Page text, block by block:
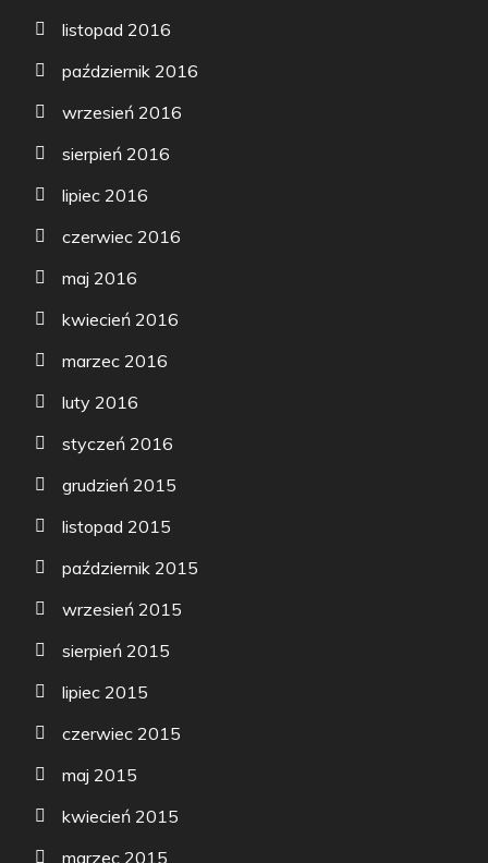
listopad 2016
październik 2016
wrzesień 2016
sierpień 2016
lipiec 2016
czerwiec 2016
maj 2016
kwiecień 2016
marzec 2016
luty 2016
styczeń 2016
grudzień 2015
listopad 2015
październik 2015
wrzesień 2015
sierpień 2015
lipiec 2015
czerwiec 2015
maj 2015
kwiecień 2015
marzec 2015